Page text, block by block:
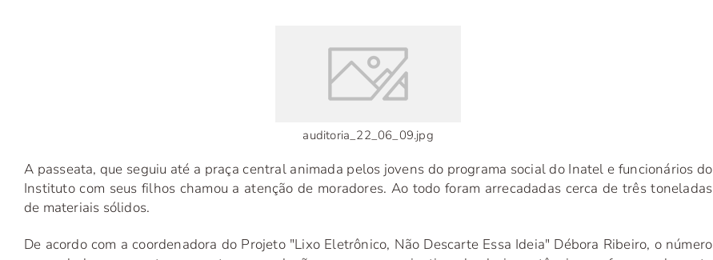
auditoria_22_06_09.jpg
A passeata, que seguiu até a praça central animada pelos jovens do programa social do Inatel e funcionários do
Instituto com seus filhos chamou a atenção de moradores. Ao todo foram arrecadadas cerca de três toneladas
de materiais sólidos.
De acordo com a coordenadora do Projeto "Lixo Eletrônico, Não Descarte Essa Ideia" Débora Ribeiro, o número